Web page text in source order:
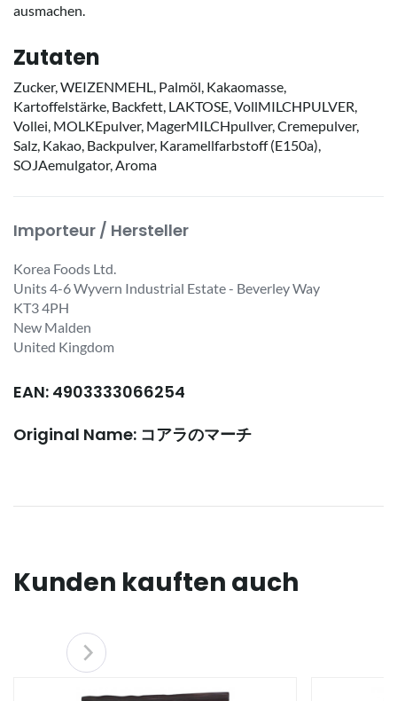
ausmachen.
Zutaten
Zucker, WEIZENMEHL, Palmöl, Kakaomasse,
Kartoffelstärke, Backfett, LAKTOSE, VollMILCHPULVER,
Vollei, MOLKEpulver, MagerMILCHpullver, Cremepulver,
Salz, Kakao, Backpulver, Karamellfarbstoff (E150a),
SOJAemulgator, Aroma
Importeur / Hersteller
Korea Foods Ltd.
Units 4-6 Wyvern Industrial Estate - Beverley Way
KT3 4PH
New Malden
United Kingdom
EAN: 4903333066254
Original Name: コアラのマーチ
Kunden kauften auch